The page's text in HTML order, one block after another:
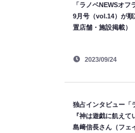
「ラノベNEWSオフ
9月号（vol.14）が
置店舗・施設掲載）
2023/09/24
独占インタビュー
『神は遊戯に飢えて
島﨑信長さん（フェ